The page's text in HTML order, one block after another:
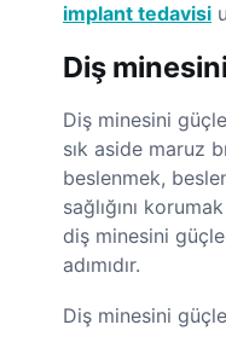
implant tedavisi
Diş
Diş minesini
sık aside maruz
beslenmek,
sağlığını
diş minesini
adımıdır.
Diş minesini